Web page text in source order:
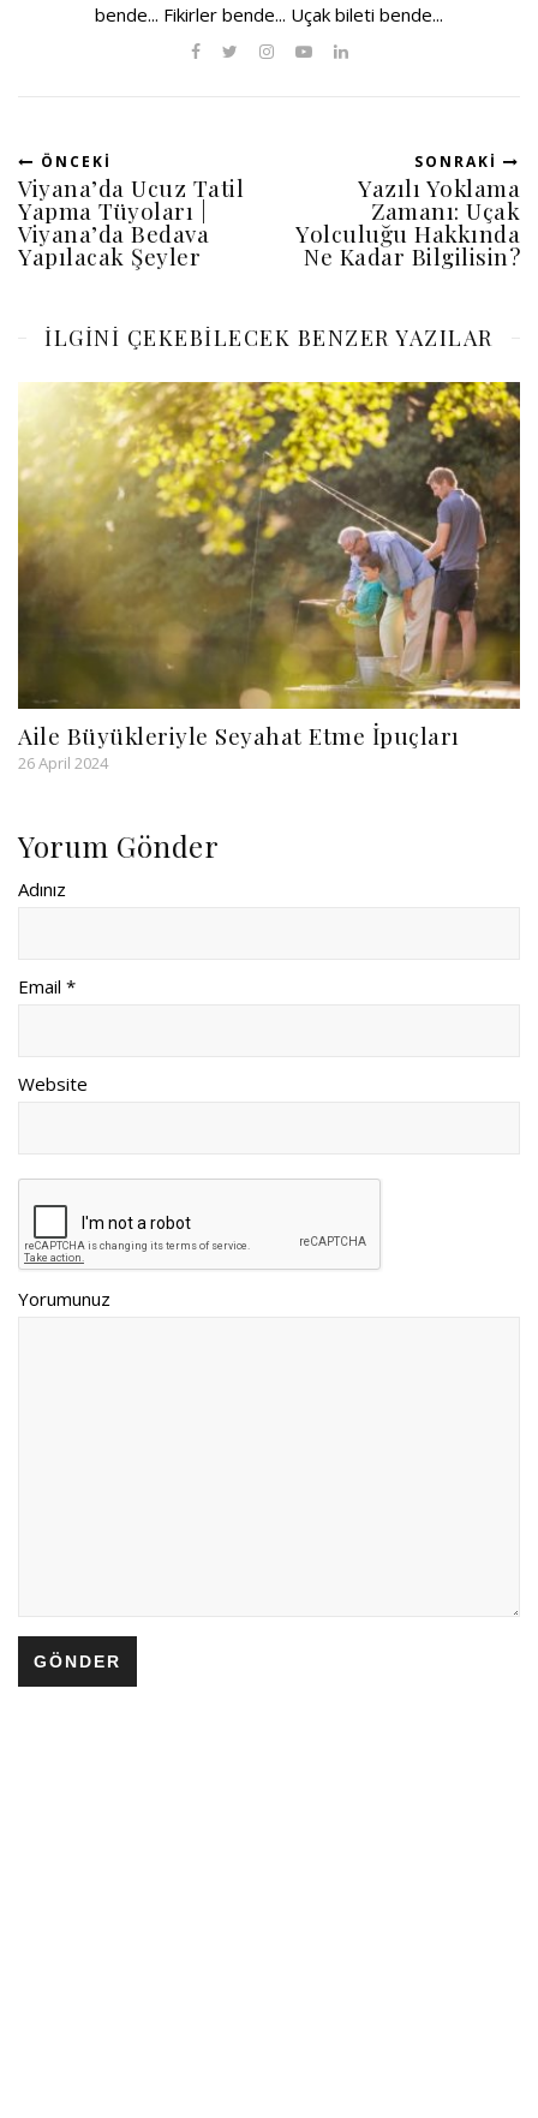
bende... Fikirler bende... Uçak bileti bende...
ÖNCEKI
Viyana’da Ucuz Tatil
Yapma Tüyoları |
Viyana’da Bedava
Yapılacak Şeyler
SONRAKI
Yazılı Yoklama
Zamanı: Uçak
Yolculuğu Hakkında
Ne Kadar Bilgilisin?
ILGINI ÇEKEBILECEK BENZER YAZILAR
Aile Büyükleriyle Seyahat Etme İpuçları
26 April 2024
Yorum Gönder
Adınız
Email *
Website
Yorumunuz